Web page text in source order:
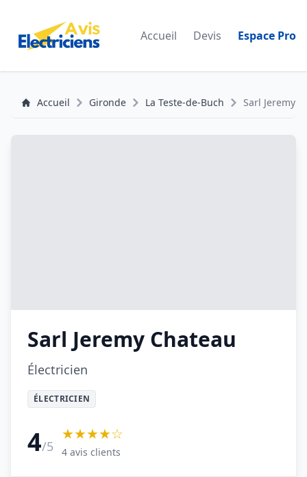
Accueil Devis Espace Pro
Accueil Gironde La Teste-de-Buch Sarl Jeremy
Sarl Jeremy Chateau
Électricien
ÉLECTRICIEN
4/5
★★★★☆
4 avis clients